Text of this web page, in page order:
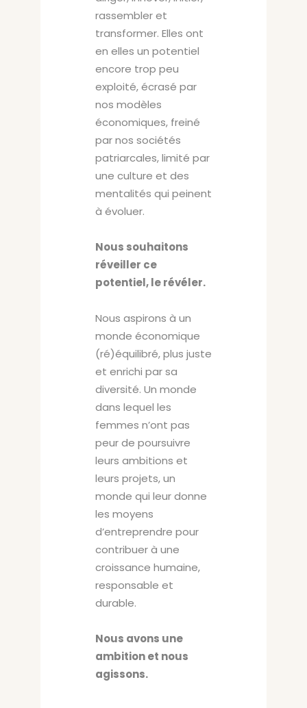
rassembler et
transformer. Elles ont
en elles un potentiel
encore trop peu
exploité, écrasé par
nos modèles
économiques, freiné
par nos sociétés
patriarcales, limité par
une culture et des
mentalités qui peinent
à évoluer.
Nous souhaitons
réveiller ce
potentiel, le révéler.
Nous aspirons à un
monde économique
(ré)équilibré, plus juste
et enrichi par sa
diversité. Un monde
dans lequel les
femmes n’ont pas
peur de poursuivre
leurs ambitions et
leurs projets, un
monde qui leur donne
les moyens
d’entreprendre pour
contribuer à une
croissance humaine,
responsable et
durable.
Nous avons une
ambition et nous
agissons.